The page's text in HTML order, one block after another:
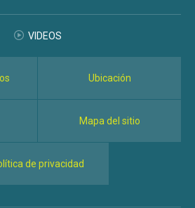
VIDEOS
Ubicación
Mapa del sitio
de privacidad